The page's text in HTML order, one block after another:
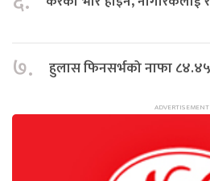
७. हुलास फिनसर्भको नाफा